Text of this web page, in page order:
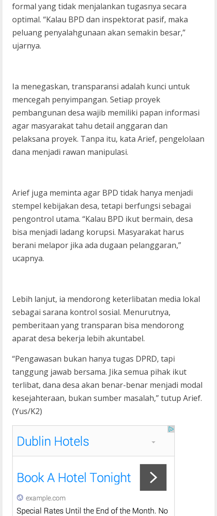
formal yang tidak menjalankan tugasnya secara
optimal. “Kalau BPD dan inspektorat pasif, maka
peluang penyalahgunaan akan semakin besar,”
ujarnya.
Ia menegaskan, transparansi adalah kunci untuk
mencegah penyimpangan. Setiap proyek
pembangunan desa wajib memiliki papan informasi
agar masyarakat tahu detail anggaran dan
pelaksana proyek. Tanpa itu, kata Arief, pengelolaan
dana menjadi rawan manipulasi.
Arief juga meminta agar BPD tidak hanya menjadi
stempel kebijakan desa, tetapi berfungsi sebagai
pengontrol utama. “Kalau BPD ikut bermain, desa
bisa menjadi ladang korupsi. Masyarakat harus
berani melapor jika ada dugaan pelanggaran,”
ucapnya.
Lebih lanjut, ia mendorong keterlibatan media lokal
sebagai sarana kontrol sosial. Menurutnya,
pemberitaan yang transparan bisa mendorong
aparat desa bekerja lebih akuntabel.
“Pengawasan bukan hanya tugas DPRD, tapi
tanggung jawab bersama. Jika semua pihak ikut
terlibat, dana desa akan benar-benar menjadi modal
kesejahteraan, bukan sumber masalah,” tutup Arief.
(Yus/K2)